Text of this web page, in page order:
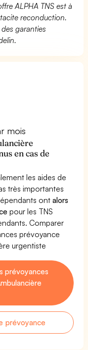
ALPHA TNS est à
reconduction.
garanties
mois
en cas de
les aides de
très importantes
ontalors
pour les TNS
Comparer
prévoyance
urgentiste
prévoyances
prévoyance